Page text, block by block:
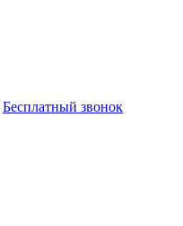
Бесплатный звонок